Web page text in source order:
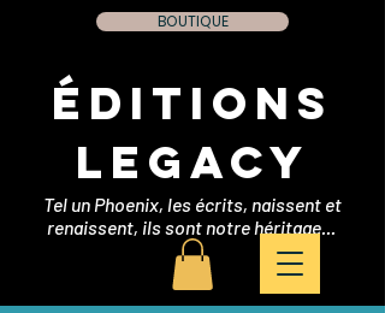
Tel un Phoenix, les écrits, naissent et
renaissent, ils sont notre héritage...
Éditions
Legacy
BOUTIQUE